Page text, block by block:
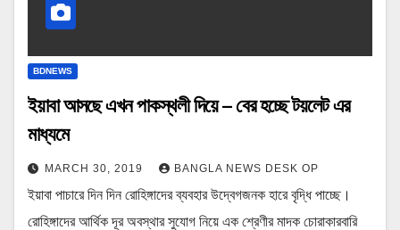
BDNEWS
ইয়াবা আসছে এখন পাকস্থলী দিয়ে – বের হচ্ছে টয়লেট এর
মাধ্যমে
MARCH 30, 2019 BANGLA NEWS DESK OP
ইয়াবা পাচারে দিন দিন রোহিঙ্গাদের ব্যবহার উদ্বেগজনক হারে বৃদ্ধি পাচ্ছে।
রোহিঙ্গাদের আর্থিক দূর অবস্থার সুযোগ নিয়ে এক শ্রেণীর মাদক চোরাকারবারি